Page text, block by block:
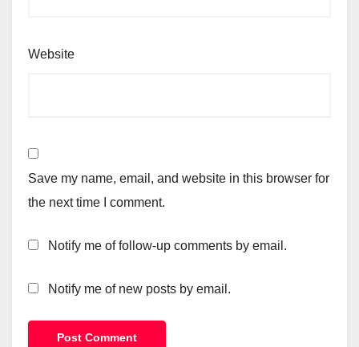
Website
Save my name, email, and website in this browser for
the next time I comment.
Notify me of follow-up comments by email.
Notify me of new posts by email.